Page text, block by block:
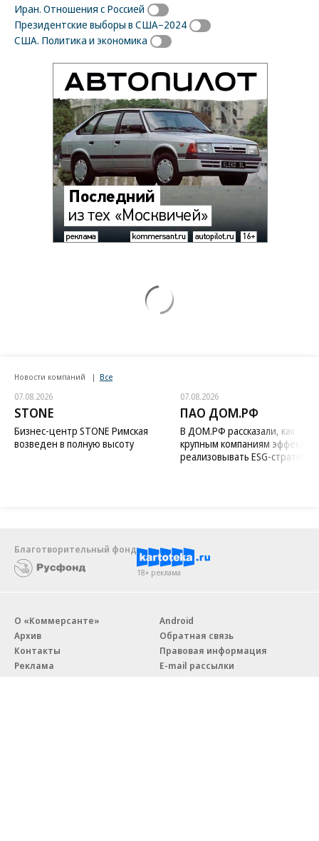
Иран. Отношения с Россией
Президентские выборы в США–2024
США. Политика и экономика
Новости компаний Все
07.08.2026
STONE
Бизнес-центр STONE Римская
возведен в полную высоту
07.08.2026
ПАО ДОМ.РФ
В ДОМ.РФ рассказали, как
крупным компаниям
реализовывать ESG-стратегию
Благотворительный фонд
18+ реклама
О «Коммерсанте»
Архив
Контакты
Реклама
Android
Обратная связь
Правовая информация
E-mail рассылки